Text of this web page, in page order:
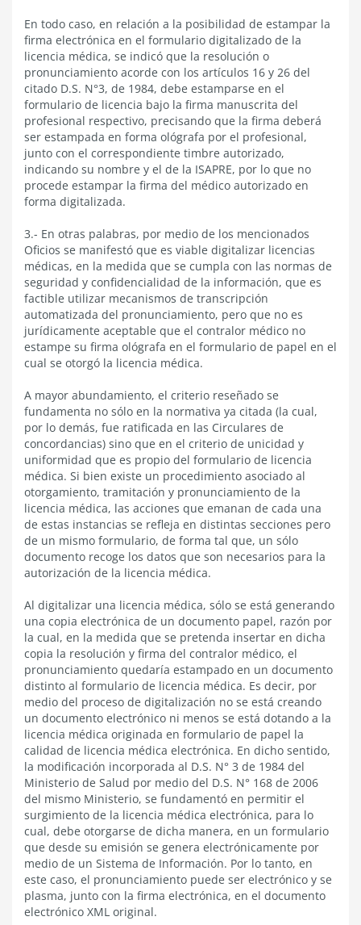
En todo caso, en relación a la posibilidad de estampar la
firma electrónica en el formulario digitalizado de la
licencia médica, se indicó que la resolución o
pronunciamiento acorde con los artículos 16 y 26 del
citado D.S. N°3, de 1984, debe estamparse en el
formulario de licencia bajo la firma manuscrita del
profesional respectivo, precisando que la firma deberá
ser estampada en forma ológrafa por el profesional,
junto con el correspondiente timbre autorizado,
indicando su nombre y el de la ISAPRE, por lo que no
procede estampar la firma del médico autorizado en
forma digitalizada.
3.- En otras palabras, por medio de los mencionados
Oficios se manifestó que es viable digitalizar licencias
médicas, en la medida que se cumpla con las normas de
seguridad y confidencialidad de la información, que es
factible utilizar mecanismos de transcripción
automatizada del pronunciamiento, pero que no es
jurídicamente aceptable que el contralor médico no
estampe su firma ológrafa en el formulario de papel en el
cual se otorgó la licencia médica.
A mayor abundamiento, el criterio reseñado se
fundamenta no sólo en la normativa ya citada (la cual,
por lo demás, fue ratificada en las Circulares de
concordancias) sino que en el criterio de unicidad y
uniformidad que es propio del formulario de licencia
médica. Si bien existe un procedimiento asociado al
otorgamiento, tramitación y pronunciamiento de la
licencia médica, las acciones que emanan de cada una
de estas instancias se refleja en distintas secciones pero
de un mismo formulario, de forma tal que, un sólo
documento recoge los datos que son necesarios para la
autorización de la licencia médica.
Al digitalizar una licencia médica, sólo se está generando
una copia electrónica de un documento papel, razón por
la cual, en la medida que se pretenda insertar en dicha
copia la resolución y firma del contralor médico, el
pronunciamiento quedaría estampado en un documento
distinto al formulario de licencia médica. Es decir, por
medio del proceso de digitalización no se está creando
un documento electrónico ni menos se está dotando a la
licencia médica originada en formulario de papel la
calidad de licencia médica electrónica. En dicho sentido,
la modificación incorporada al D.S. N° 3 de 1984 del
Ministerio de Salud por medio del D.S. N° 168 de 2006
del mismo Ministerio, se fundamentó en permitir el
surgimiento de la licencia médica electrónica, para lo
cual, debe otorgarse de dicha manera, en un formulario
que desde su emisión se genera electrónicamente por
medio de un Sistema de Información. Por lo tanto, en
este caso, el pronunciamiento puede ser electrónico y se
plasma, junto con la firma electrónica, en el documento
electrónico XML original.